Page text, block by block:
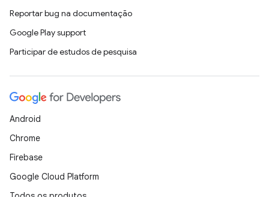
Reportar bug na documentação
Google Play support
Participar de estudos de pesquisa
Android
Chrome
Firebase
Google Cloud Platform